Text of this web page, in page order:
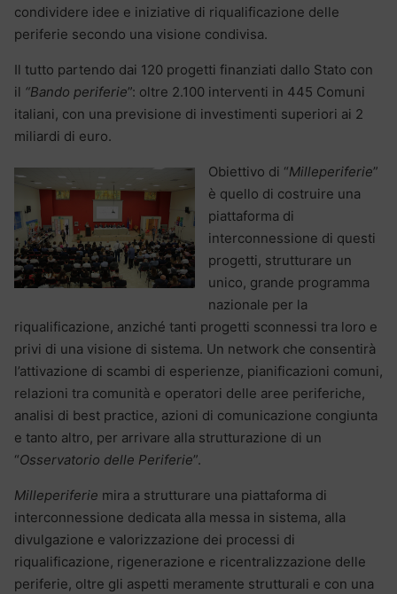
condividere idee e iniziative di riqualificazione delle
periferie secondo una visione condivisa.
Il tutto partendo dai 120 progetti finanziati dallo Stato con
il “Bando periferie”: oltre 2.100 interventi in 445 Comuni
italiani, con una previsione di investimenti superiori ai 2
miliardi di euro.
Obiettivo di “Milleperiferie”
è quello di costruire una
piattaforma di
interconnessione di questi
progetti, strutturare un
unico, grande programma
nazionale per la
riqualificazione, anziché tanti progetti sconnessi tra loro e
privi di una visione di sistema. Un network che consentirà
l’attivazione di scambi di esperienze, pianificazioni comuni,
relazioni tra comunità e operatori delle aree periferiche,
analisi di best practice, azioni di comunicazione congiunta
e tanto altro, per arrivare alla strutturazione di un
“Osservatorio delle Periferie”.
Milleperiferie mira a strutturare una piattaforma di
interconnessione dedicata alla messa in sistema, alla
divulgazione e valorizzazione dei processi di
riqualificazione, rigenerazione e ricentralizzazione delle
periferie, oltre gli aspetti meramente strutturali e con una